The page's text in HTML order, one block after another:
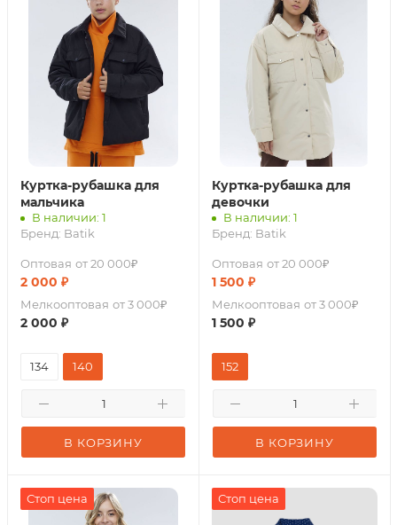
Куртка-рубашка для
мальчика
В наличии: 1
Бренд: Batik
Оптовая от 20 000₽
2 000 ₽
Мелкооптовая от 3 000₽
2 000 ₽
В КОРЗИНУ
134 140
Куртка-рубашка для
девочки
В наличии: 1
Бренд: Batik
Оптовая от 20 000₽
1 500 ₽
Мелкооптовая от 3 000₽
1 500 ₽
В КОРЗИНУ
152
Стоп цена Стоп цена